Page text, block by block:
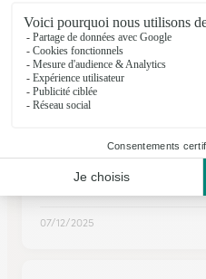
Ils ont fait livrer des
Interflora est un site sérieux et
07/12/2025